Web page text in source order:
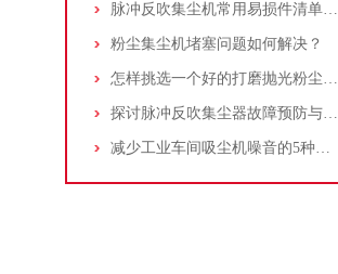
脉冲反吹集尘机常用易损件清单与更换周期建议
粉尘集尘机堵塞问题如何解决？
怎样挑选一个好的打磨抛光粉尘吸尘器
探讨脉冲反吹集尘器故障预防与维护要点
减少工业车间吸尘机噪音的5种方法